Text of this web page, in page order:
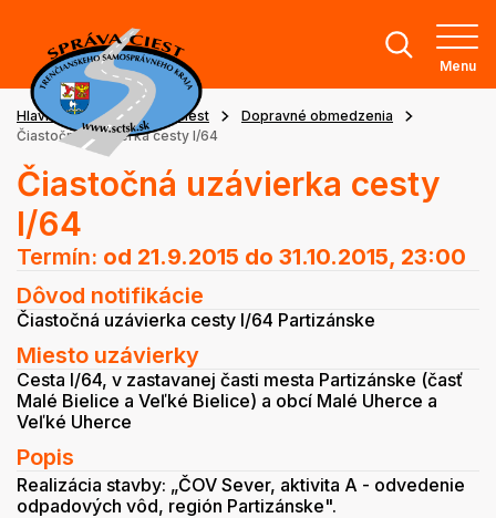
Menu
Hlavná stránka Stav ciest
Dopravné obmedzenia
Čiastočná uzávierka cesty I/64
Čiastočná uzávierka cesty
I/64
Termín: od 21.9.2015 do 31.10.2015, 23:00
Dôvod notifikácie
Čiastočná uzávierka cesty I/64 Partizánske
Miesto uzávierky
Cesta I/64, v zastavanej časti mesta Partizánske (časť
Malé Bielice a Veľké Bielice) a obcí Malé Uherce a
Veľké Uherce
Popis
Realizácia stavby: „ČOV Sever, aktivita A - odvedenie
odpadových vôd, región Partizánske".